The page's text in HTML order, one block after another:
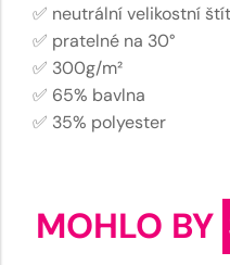
✅ neutrální velikostní
✅ pratelné na 30°
✅ 300g/m²
✅ 65% bavlna
✅ 35% polyester
MOHLO BY